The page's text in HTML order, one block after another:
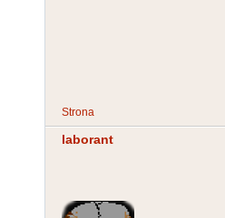
Strona
laborant